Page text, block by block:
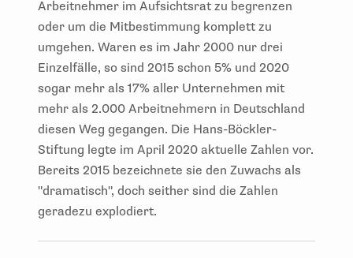
Arbeitnehmer im Aufsichtsrat zu begrenzen
oder um die Mitbestimmung komplett zu
umgehen. Waren es im Jahr 2000 nur drei
Einzelfälle, so sind 2015 schon 5% und 2020
sogar mehr als 17% aller Unternehmen mit
mehr als 2.000 Arbeitnehmern in Deutschland
diesen Weg gegangen. Die Hans-Böckler-
Stiftung legte im April 2020 aktuelle Zahlen vor.
Bereits 2015 bezeichnete sie den Zuwachs als
"dramatisch", doch seither sind die Zahlen
geradezu explodiert.